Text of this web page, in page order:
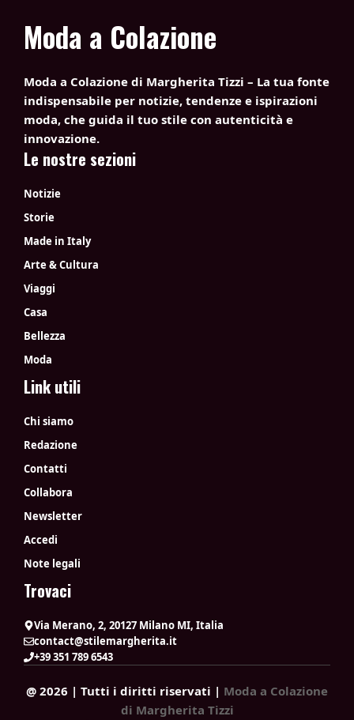
Moda a Colazione
Moda a Colazione di Margherita Tizzi – La tua fonte
indispensabile per notizie, tendenze e ispirazioni
moda, che guida il tuo stile con autenticità e
innovazione.
Le nostre sezioni
Notizie
Storie
Made in Italy
Arte & Cultura
Viaggi
Casa
Bellezza
Moda
Link utili
Chi siamo
Redazione
Contatti
Collabora
Newsletter
Accedi
Note legali
Trovaci
Via Merano, 2, 20127 Milano MI, Italia
contact@stilemargherita.it
+39 351 789 6543
@ 2026 | Tutti i diritti riservati | Moda a Colazione
di Margherita Tizzi